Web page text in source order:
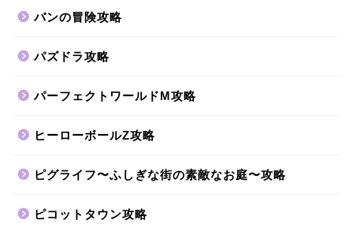
バンの冒険攻略
パズドラ攻略
パーフェクトワールドM攻略
ヒーローボールZ攻略
ピグライフ〜ふしぎな街の素敵なお庭〜攻略
ピコットタウン攻略